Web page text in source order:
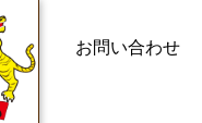
お問い合わせ